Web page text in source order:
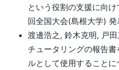
という役割の支援に向
回全国大会(島根大学) 発
渡邊浩之, 鈴木克明, 戸田
チュータリングの報告
ルとして使用すること